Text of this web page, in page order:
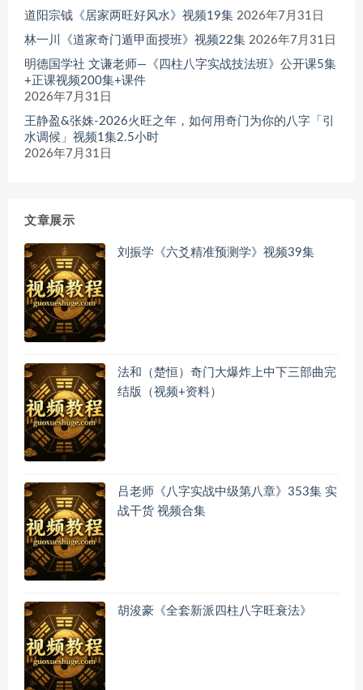
道阳宗钺《居家两旺好风水》视频19集 2026年7月31日
林一川《道家奇门遁甲面授班》视频22集 2026年7月31日
明德国学社 文谦老师—《四柱八字实战技法班》公开课5集
+正课视频200集+课件
2026年7月31日
王静盈&张姝-2026火旺之年，如何用奇门为你的八字「引
水调候」视频1集2.5小时
2026年7月31日
文章展示
刘振学《六爻精准预测学》视频39集
法和（楚恒）奇门大爆炸上中下三部曲完
结版（视频+资料）
吕老师《八字实战中级第八章》353集 实
战干货 视频合集
胡浚豪《全套新派四柱八字旺衰法》